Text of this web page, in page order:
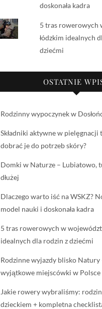
doskonała kadra
5 tras rowerowych
łódzkim idealnych
dziećmi
OSTATNIE
Rodzinny wypoczynek w
Składniki aktywne w
dobrać je do potrzeb skóry?
Domki w Naturze – Lubiatowo,
dłużej
Dlaczego warto iść na WSKZ?
model nauki i doskonała kadra
5 tras rowerowych w
idealnych dla rodzin z dziećmi
Rodzinne wyjazdy blisko
wyjątkowe miejscówki w Polsce
Jakie rowery wybraliśmy:
dzieckiem + kompletna